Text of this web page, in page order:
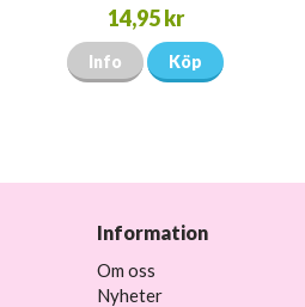
14,95 kr
Info Köp
Information
Om oss
Nyheter